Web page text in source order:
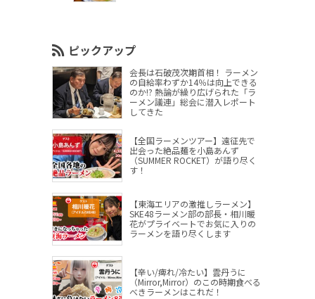
ピックアップ
会長は石破茂次期首相！ ラーメン
の自給率わずか14％は向上できる
のか!? 熱論が繰り広げられた「ラ
ーメン議連」総会に潜入レポート
してきた
【全国ラーメンツアー】遠征先で
出会った絶品麺を小島あんず
（SUMMER ROCKET）が語り尽く
す！
【東海エリアの激推しラーメン】
SKE48ラーメン部の部長・相川暖
花がプライベートでお気に入りの
ラーメンを語り尽くします
【辛い/痺れ/冷たい】雲丹うに
（Mirror,Mirror）のこの時期食べる
べきラーメンはこれだ！